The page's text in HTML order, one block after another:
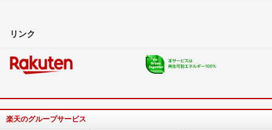
リンク
楽天のグループサービス